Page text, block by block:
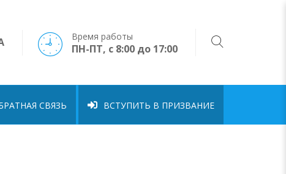
Время работы
ПН-ПТ, с 8:00 до 17:00
СВЯЗЬ ВСТУПИТЬ В ПРИЗВАНИЕ